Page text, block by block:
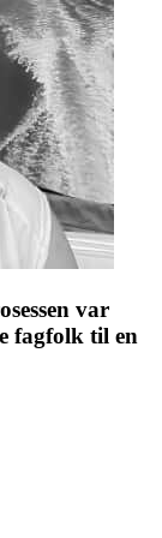
var
fagfolk til en